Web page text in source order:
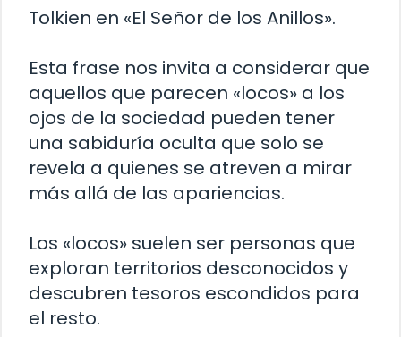
Tolkien en «El Señor de los Anillos».
Esta frase nos invita a considerar que
aquellos que parecen «locos» a los
ojos de la sociedad pueden tener
una sabiduría oculta que solo se
revela a quienes se atreven a mirar
más allá de las apariencias.
Los «locos» suelen ser personas que
exploran territorios desconocidos y
descubren tesoros escondidos para
el resto.